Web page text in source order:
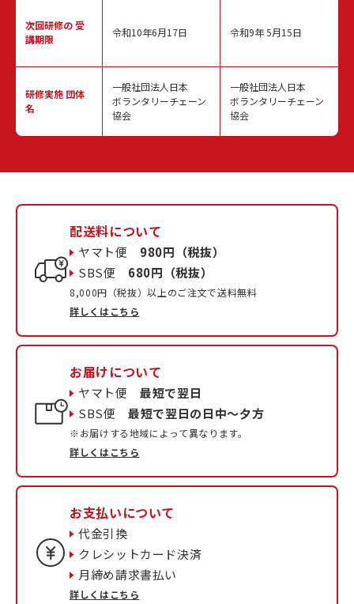
次回研修の受
講期限
研修実施 団体
名
令和10年6月17日
一般社団法人日本
ボランタリーチェーン
協会
令和9年 5月15日
一般社団法人日本
ボランタリーチェーン
協会
配送料について
ヤマト便 980円（税抜）
SBS便 680円（税抜）
8,000円（税抜）以上のご注文で送料無料
詳しくはこちら
お届けについて
ヤマト便最短で翌日
SBS便最短で翌日の日中〜夕方
※お届けする地域によって異なります。
詳しくはこちら
お支払いについて
代金引換
クレシットカード決済
月締め請求書払い
詳しくはこちら